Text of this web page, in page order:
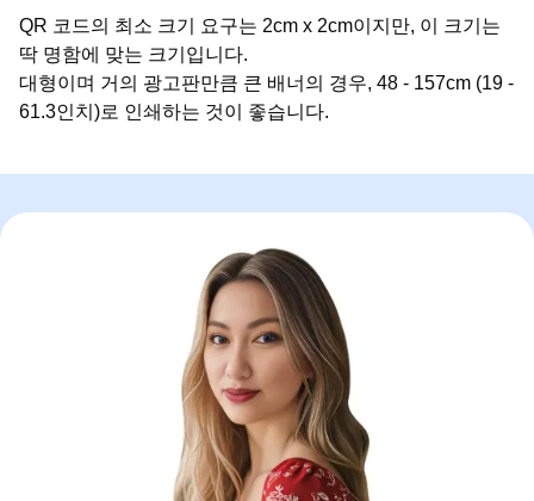
QR 코드의 최소 크기 요구는 2cm x 2cm이지만, 이 크기는
딱 명함에 맞는 크기입니다.
대형이며 거의 광고판만큼 큰 배너의 경우, 48 - 157cm (19 -
61.3인치)로 인쇄하는 것이 좋습니다.